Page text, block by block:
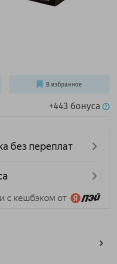
+443 бонуса
В избранное